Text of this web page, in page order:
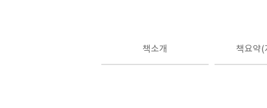
책소개 책요약(